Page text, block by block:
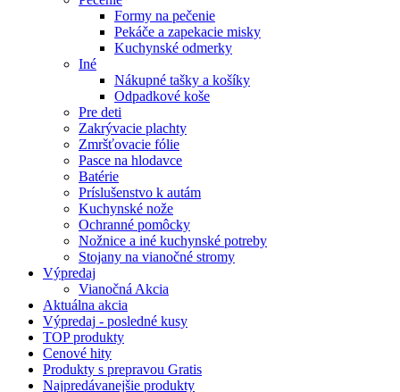
Formy na pečenie
Pekáče a zapekacie misky
Kuchynské odmerky
Iné
Nákupné tašky a košíky
Odpadkové koše
Pre deti
Zakrývacie plachty
Zmršťovacie fólie
Pasce na hlodavce
Batérie
Príslušenstvo k autám
Kuchynské nože
Ochranné pomôcky
Nožnice a iné kuchynské potreby
Stojany na vianočné stromy
Výpredaj
Vianočná Akcia
Aktuálna akcia
Výpredaj - posledné kusy
TOPprodukty
Cenové hity
Produkty s prepravou Gratis
Najpredávanejšie produkty